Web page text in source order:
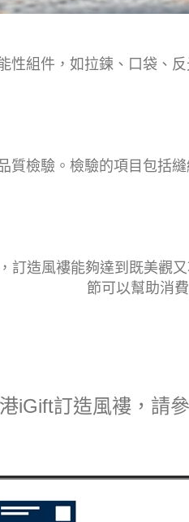
性組件，如拉鍊、口袋、
質檢驗。檢驗的項目包括
訂造風褸能夠達到既美觀
節可以幫助消
iGift訂造風褸，請